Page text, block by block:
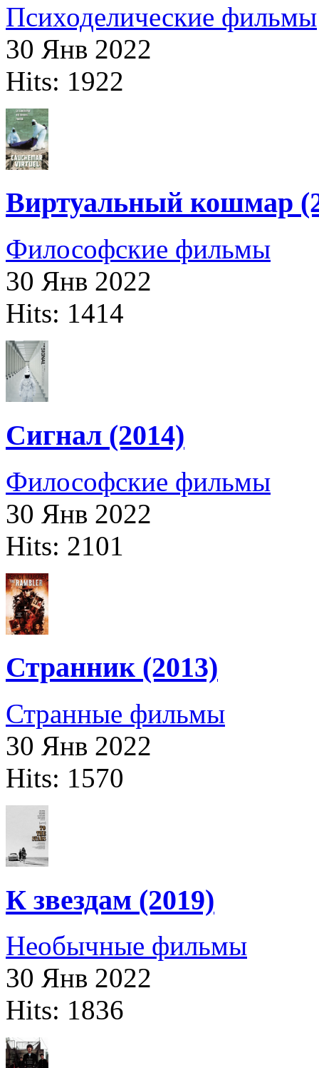
Психоделические фильмы
30 Янв 2022
Hits: 1922
Виртуальный кошмар
Философские фильмы
30 Янв 2022
Hits: 1414
Сигнал (2014)
Философские фильмы
30 Янв 2022
Hits: 2101
Странник (2013)
Странные фильмы
30 Янв 2022
Hits: 1570
К звездам (2019)
Необычные фильмы
30 Янв 2022
Hits: 1836